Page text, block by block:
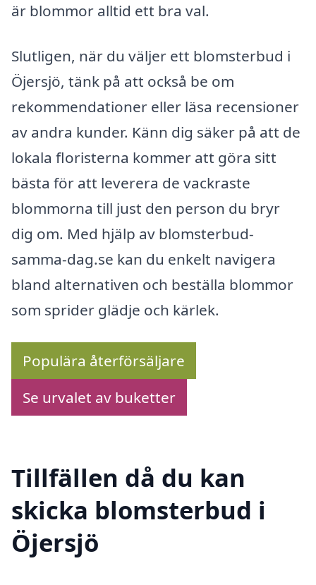
är blommor alltid ett bra val.
Slutligen, när du väljer ett blomsterbud i
Öjersjö, tänk på att också be om
rekommendationer eller läsa recensioner
av andra kunder. Känn dig säker på att de
lokala floristerna kommer att göra sitt
bästa för att leverera de vackraste
blommorna till just den person du bryr
dig om. Med hjälp av blomsterbud-
samma-dag.se kan du enkelt navigera
bland alternativen och beställa blommor
som sprider glädje och kärlek.
Populära återförsäljare
Se urvalet av buketter
Tillfällen då du kan
skicka blomsterbud i
Öjersjö